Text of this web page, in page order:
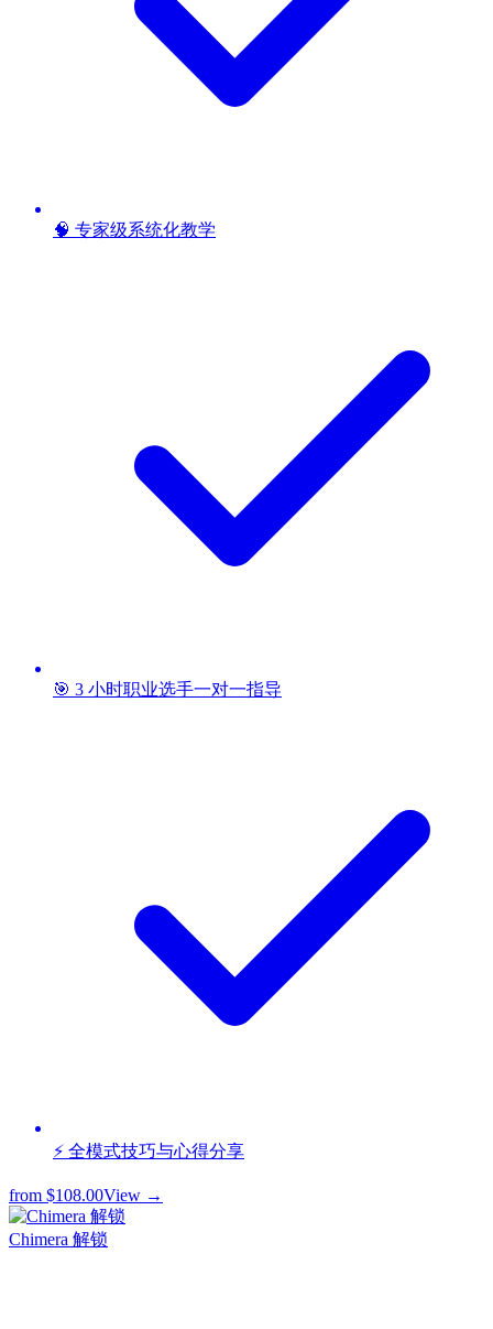
🧠 专家级系统化教学
🎯 3 小时职业选手一对一指导
⚡ 全模式技巧与心得分享
from $108.00View →
Chimera 解锁